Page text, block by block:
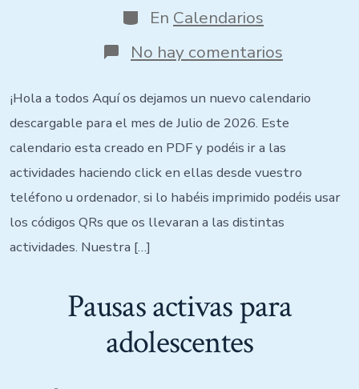
En Calendarios
No hay comentarios
¡Hola a todos Aquí os dejamos un nuevo calendario
descargable para el mes de Julio de 2026. Este
calendario esta creado en PDF y podéis ir a las
actividades haciendo click en ellas desde vuestro
teléfono u ordenador, si lo habéis imprimido podéis usar
los códigos QRs que os llevaran a las distintas
actividades. Nuestra […]
Pausas activas para
adolescentes